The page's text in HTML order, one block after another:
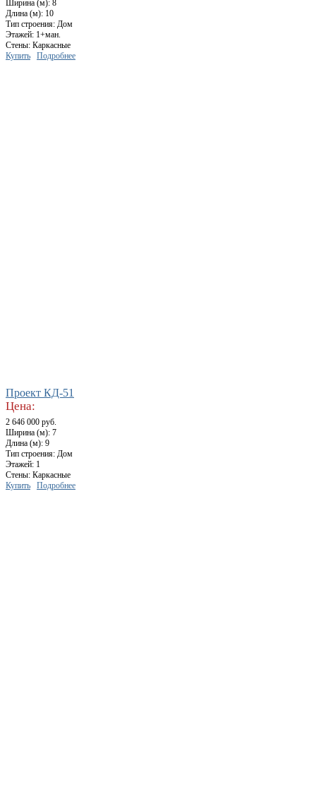
Ширина (м): 8
Длина (м): 10
Тип строения: Дом
Этажей: 1+ман.
Стены: Каркасные
Купить
Подробнее
Проект КД-51
Цена:
2 646 000 руб.
Ширина (м): 7
Длина (м): 9
Тип строения: Дом
Этажей: 1
Стены: Каркасные
Купить
Подробнее